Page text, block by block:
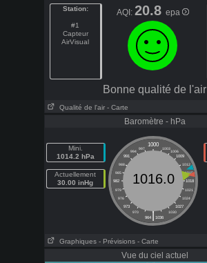
Station:
#1
Capteur
AirVisual
AQI: 20.8 epa
Bonne qualité de l'air
Qualité de l'air - Carte
Baromètre - hPa
Mini.
1014.2 hPa
Actuellement
30.00 inHg
1000
997 1003
994
1006
991
1009
988
1012
985
1015
982
1018
979
1021
976
1024
973
1027
970
1030
|
964 1036
1016.0
Graphiques - Prévisions - Carte
Vue du ciel actuel